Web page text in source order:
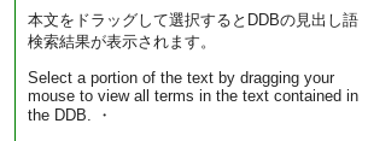
本文をドラッグして選択するとDDBの見出し語
検索結果が表示されます。
Select a portion of the text by dragging your
mouse to view all terms in the text contained in
the DDB. ・